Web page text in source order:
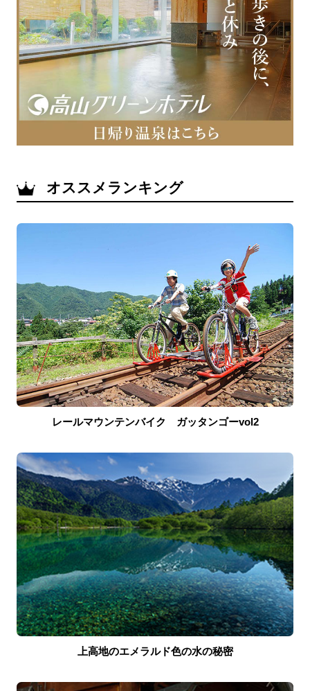
オススメランキング
レールマウンテンバイク ガッタンゴーvol2
上高地のエメラルド色の水の秘密